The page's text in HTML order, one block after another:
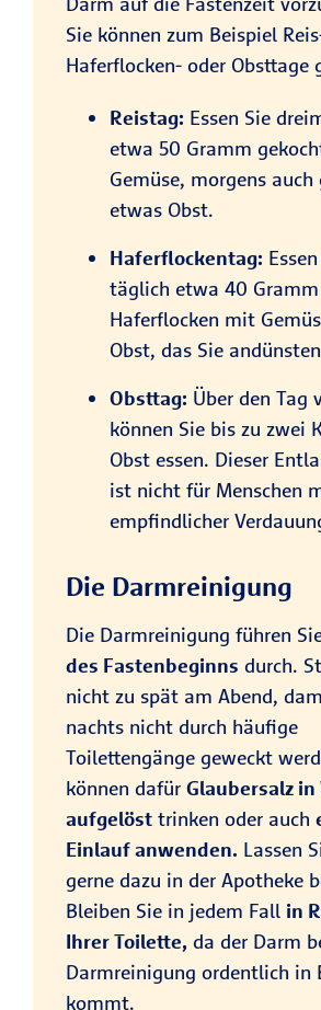
Sie können zum Beispiel
Haferflocken- oder Obsttage
Reistag: Essen Sie
etwa 50 Gramm
Gemüse, morgens
etwas Obst.
Haferflockentag:
täglich etwa 40
Haferflocken mit
Obst, das Sie
Obsttag: Über den Tag
können Sie bis zu zwei
Obst essen. Dieser
ist nicht für Menschen
empfindlicher
Die Darmreinigung
Die Darmreinigung führen
des Fastenbeginns durch.
nicht zu spät am Abend,
nachts nicht durch häufige
Toilettengänge geweckt
können dafür Glaubersalz in
aufgelöst trinken oder auch
Einlauf anwenden. Lassen
gerne dazu in der Apotheke
Bleiben Sie in jedem Fall in
Ihrer Toilette, da der Darm
Darmreinigung ordentlich in
kommt.